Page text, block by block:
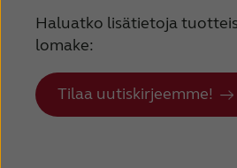
Haluatko lisätietoja
lomake:
Tilaa uutiskirjeemme!